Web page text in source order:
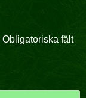
Obligatoriska fält